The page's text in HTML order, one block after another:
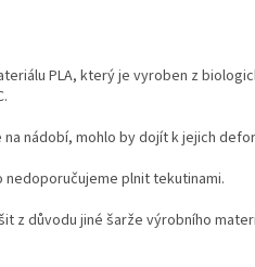
PLA, který je vyroben z
nádobí, mohlo by dojít k jejich
plnit tekutinami.
z důvodu jiné šarže výrobního